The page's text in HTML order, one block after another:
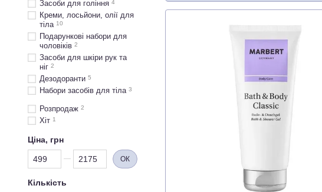
Засоби для гоління 4
Креми, лосьйони, олії для
тіла 10
Подарункові набори для
чоловіків 2
Засоби для шкіри рук та
ніг 2
Дезодоранти 5
Набори засобів для тіла 3
Розпродаж 2
Хіт 1
Ціна, грн
Від Ціна, грн
До Ціна, грн ОК
Кількість